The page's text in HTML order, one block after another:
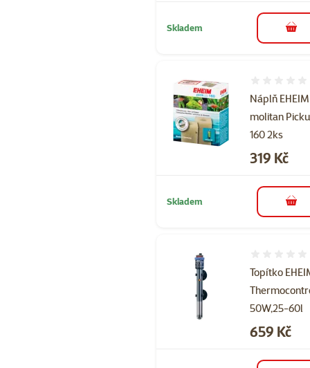
Skladem do
Náplň EHEIM
molitan
160 2ks
Cena
319 Kč
Skladem do
Topítko
50W,25-60l
Cena
659 Kč